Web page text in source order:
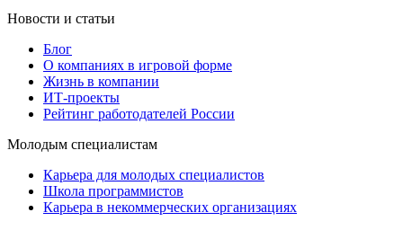
Новости и статьи
Блог
О компаниях в игровой форме
Жизнь в компании
ИТ-проекты
Рейтинг работодателей России
Молодым специалистам
Карьера для молодых специалистов
Школа программистов
Карьера в некоммерческих организациях